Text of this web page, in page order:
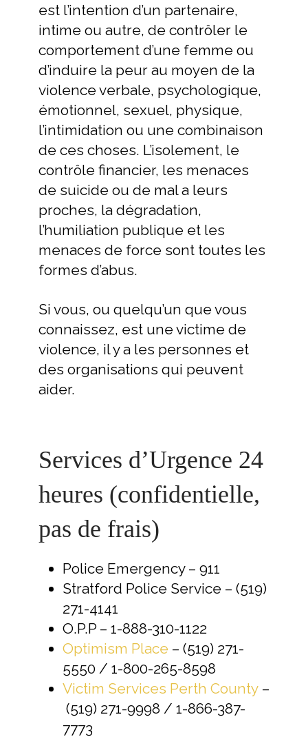
est l’intention d’un partenaire,
intime ou autre, de contrôler le
comportement d’une femme ou
d’induire la peur au moyen de la
violence verbale, psychologique,
émotionnel, sexuel, physique,
l’intimidation ou une combinaison
de ces choses. L’isolement, le
contrôle financier, les menaces
de suicide ou de mal a leurs
proches, la dégradation,
l’humiliation publique et les
menaces de force sont toutes les
formes d’abus.
Si vous, ou quelqu’un que vous
connaissez, est une victime de
violence, il y a les personnes et
des organisations qui peuvent
aider.
Services d’Urgence 24
heures (confidentielle,
pas de frais)
Police Emergency – 911
Stratford Police Service – (519)
271-4141
O.P.P – 1-888-310-1122
Optimism Place – (519) 271-
5550 / 1-800-265-8598
Victim Services Perth County–
(519) 271-9998 / 1-866-387-
7773